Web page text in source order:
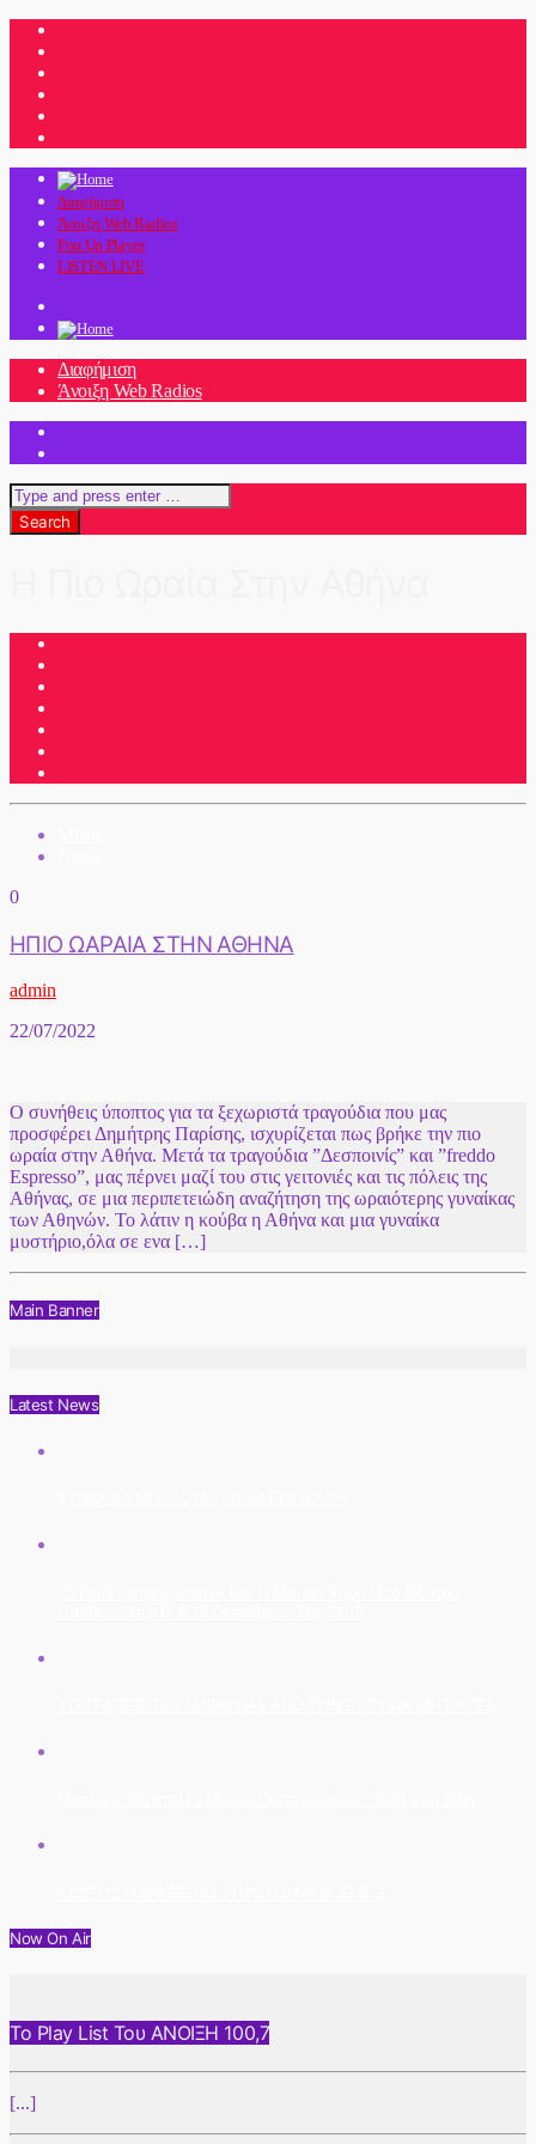
Διαφήμιση
Άνοιξη Web Radios
Pop Up Player
LISTEN LIVE
Διαφήμιση
Άνοιξη Web Radios
0
ΗΠΙΟ ΩΑΡΑΙΑ ΣΤΗΝ ΑΘΗΝΑ
admin
22/07/2022
Ο συνήθεις ύποπτος για τα ξεχωριστά τραγούδια που μας
προσφέρει Δημήτρης Παρίσης, ισχυρίζεται πως βρήκε την πιο
ωραία στην Αθήνα. Μετά τα τραγούδια ”Δεσποινίς” και ”freddo
Εspresso”, μας πέρνει μαζί του στις γειτονιές και τις πόλεις της
Αθήνας, σε μια περιπετειώδη αναζήτηση της ωραιότερης γυναίκας
των Αθηνών. Το λάτιν η κούβα η Αθήνα και μια γυναίκα
μυστήριο,όλα σε ενα […]
Main Banner
Latest News
Now On Air
Το Play List Του ΑΝΟΙΞΗ 100,7
[...]